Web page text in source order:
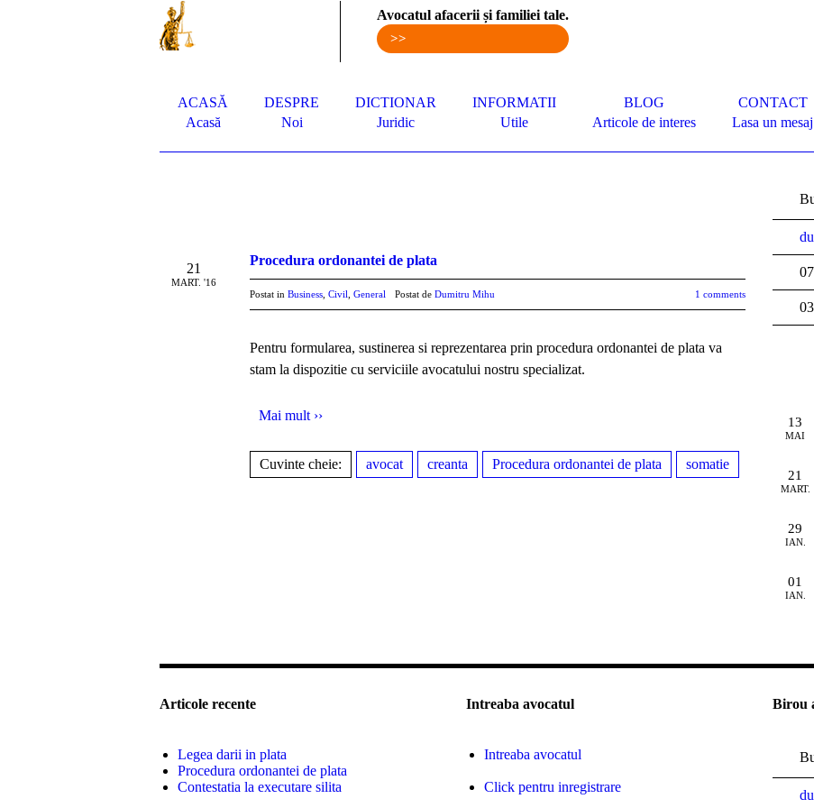
Avocatul afacerii și familiei tale.
>>
ACASĂ
Acasă
DESPRE
Noi
DICTIONAR
Juridic
INFORMATII
Utile
BLOG
Articole de interes
CONTACT
Lasa un mesaj
21
MART. '16
Procedura ordonantei de plata
Postat in Business Civil General Postat de Dumitru Mihu 1 comments
Pentru formularea, sustinerea si reprezentarea prin procedura ordonantei de plata va
stam la dispozitie cu serviciile avocatului nostru specializat.
Mai mult ››
Cuvinte cheie: avocat creanta Procedura ordonantei de plata somatie
13
MAI
21
MART.
29
IAN.
01
IAN.
Articole recente
Legea darii in plata
Procedura ordonantei de plata
Contestatia la executare silita
Intreaba avocatul
Intreaba avocatul
Click pentru inregistrare
Birou